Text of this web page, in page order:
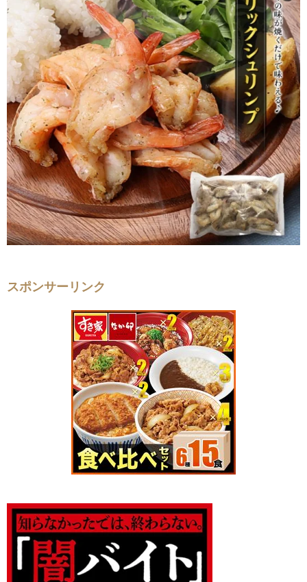
スポンサーリンク